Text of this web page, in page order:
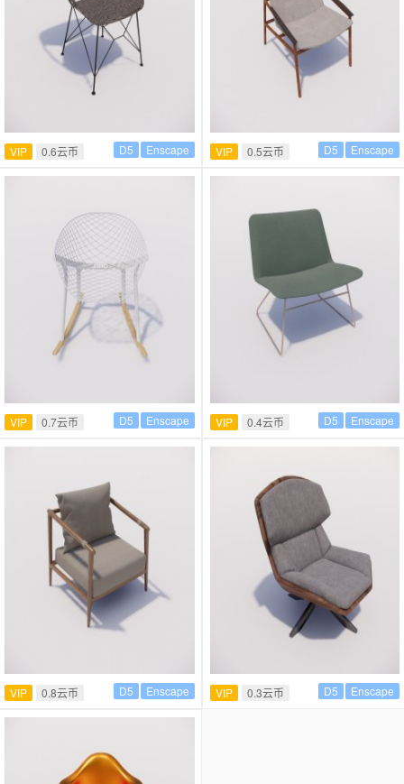
VIP 0.6云币 Enscape
D5 VIP 0.5云币 Enscape
D5
VIP 0.7云币 Enscape
D5 VIP 0.4云币 Enscape
D5
VIP 0.8云币 Enscape
D5 VIP 0.3云币 Enscape
D5